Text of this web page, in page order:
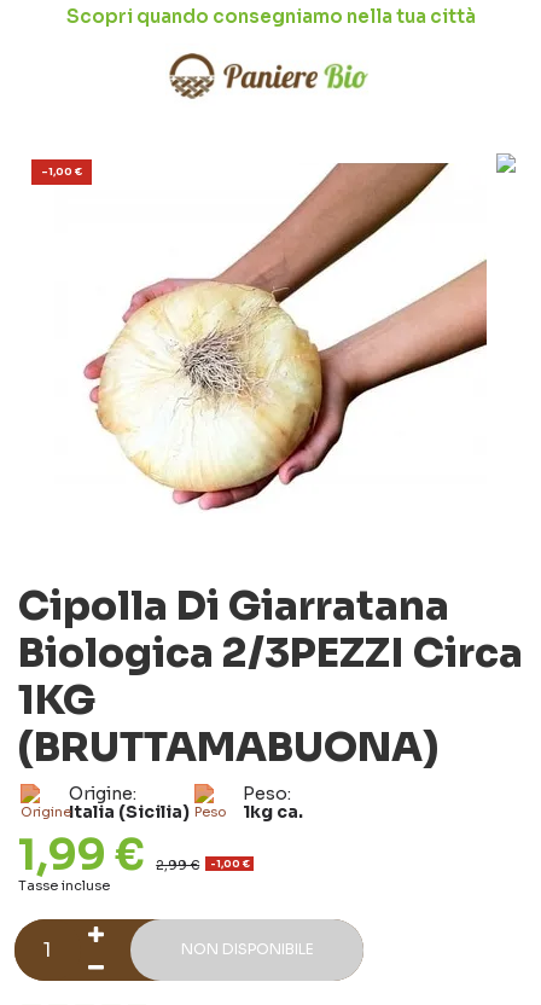
Scopri quando consegniamo nella tua città
-1,00 €
Cipolla Di Giarratana
Biologica 2/3PEZZI Circa
1KG
(BRUTTAMABUONA)
Origine:
Italia (Sicilia)
Peso:
1kg ca.
1,99 € 2,99 € -1,00 €
Tasse incluse
NON DISPONIBILE